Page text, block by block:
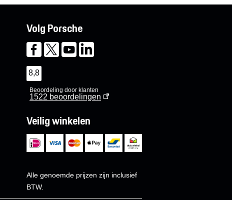
Volg Porsche
8,8
Beoordeling door klanten
1522 beoordelingen
Veilig winkelen
Alle genoemde prijzen zijn inclusief
BTW.